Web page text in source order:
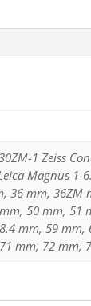
1 Zeiss
Magnus
36 mm,
50 mm,
mm, 59
mm, 72 mm,